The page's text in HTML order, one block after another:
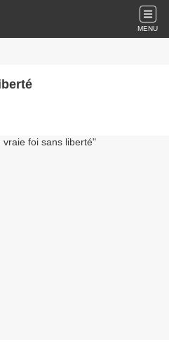
MENU